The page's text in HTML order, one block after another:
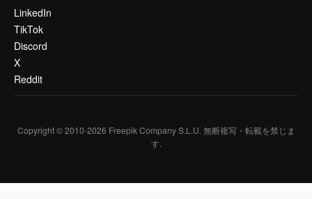
LinkedIn
TikTok
Discord
X
Reddit
Copyright © 2010-2026 Freepik Company S.L.U. 無断複写・転載を禁じま
す.